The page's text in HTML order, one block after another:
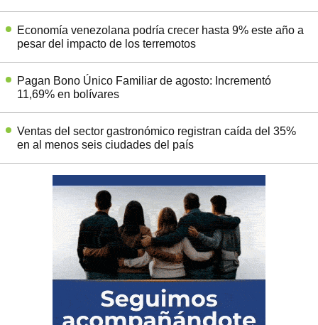
Economía venezolana podría crecer hasta 9% este año a
pesar del impacto de los terremotos
Pagan Bono Único Familiar de agosto: Incrementó
11,69% en bolívares
Ventas del sector gastronómico registran caída del 35%
en al menos seis ciudades del país